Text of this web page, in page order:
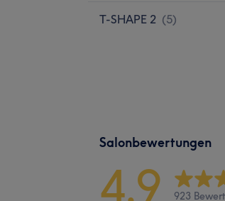
T-SHAPE 2 (5)
Salonbewertungen
4,9 923